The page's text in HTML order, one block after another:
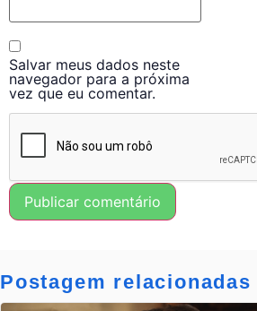
Salvar meus dados neste
navegador para a próxima
vez que eu comentar.
Postagem relacionadas